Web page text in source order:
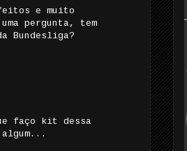
e muito
pergunta, tem
Bundesliga?
faço kit dessa